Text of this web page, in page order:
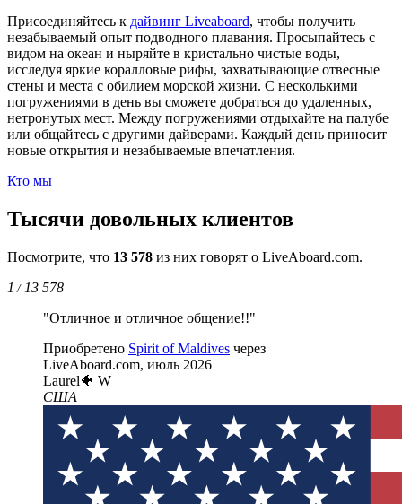
Присоединяйтесь к дайвинг Liveaboard, чтобы получить
незабываемый опыт подводного плавания. Просыпайтесь с
видом на океан и ныряйте в кристально чистые воды,
исследуя яркие коралловые рифы, захватывающие отвесные
стены и места с обилием морской жизни. С несколькими
погружениями в день вы сможете добраться до удаленных,
нетронутых мест. Между погружениями отдыхайте на палубе
или общайтесь с другими дайверами. Каждый день приносит
новые открытия и незабываемые впечатления.
Кто мы
Тысячи довольных клиентов
Посмотрите, что 13 578 из них говорят о LiveAboard.com.
1 /13 578
"Отличное и отличное общение!!"
Приобретено Spirit of Maldives через
LiveAboard.com, июль 2026
Laurel🐠 W
США